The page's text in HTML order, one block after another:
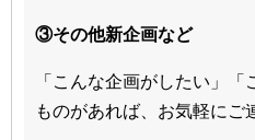
③その他新企画など
「こんな企画がしたい」
ものがあれば、お気軽にご